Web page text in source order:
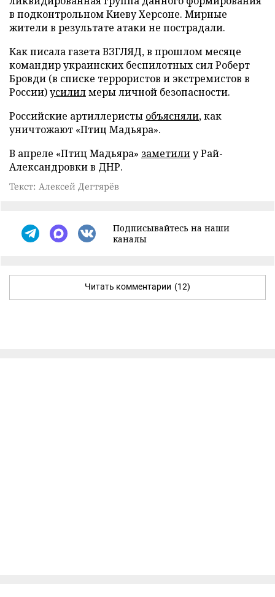
в подконтрольном Киеву Херсоне. Мирные
жители в результате атаки не пострадали.
Как писала газета ВЗГЛЯД, в прошлом месяце
командир украинских беспилотных сил Роберт
Бровди (в списке террористов и экстремистов в
России)усилилмеры личной безопасности.
Российские артиллеристы объясняли, как
уничтожают «Птиц Мадьяра».
В апреле «Птиц Мадьяра» заметилиу Рай-
Александровки в ДНР.
Текст: Алексей Дегтярёв
Подписывайтесь на наши
каналы
Читать комментарии (12)